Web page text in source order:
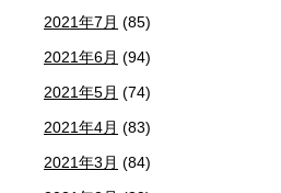
2021年7月 (85)
2021年6月 (94)
2021年5月 (74)
2021年4月 (83)
2021年3月 (84)